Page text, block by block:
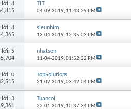
lời: 8
TLT
04-09-2019, 11:43:29 PM
lời: 8
sieunhim
13-04-2019, 12:35:03 PM
lời: 5
nhatson
11-04-2019,01:52:32 PM
lời: 0
TopSolutions
21-02-2019,03:42:04 PM
lời: 3
Tuancoi
22-01-2019, 10:37:34 PM